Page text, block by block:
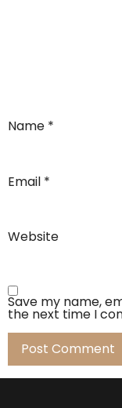
Name *
Email *
Website
Save my name,
the next time I